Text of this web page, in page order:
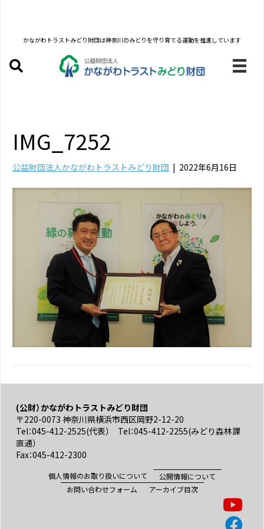
かながわトラストみどり財団は神奈川のみどりを守り育てる運動を推進しています
IMG_7252
公益財団法人かながわトラストみどり財団 | 2022年6月16日
(公財）かながわトラストみどり財団
〒220-0073 神奈川県横浜市西区岡野2-12-20
Tel：045-412-2525(代表） Tel：045-412-2255(みどり森林課
直通）
Fax：045-412-2300
個人情報のお取り扱いについて
公開情報について
お問い合わせフォーム
アーカイブ目次